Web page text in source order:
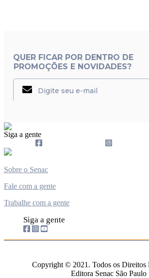
QUER FICAR POR DENTRO DE
PROMOÇÕES E NOVIDADES?
Siga a gente
Sobre o Senac
Fale com a gente
Trabalhe com a gente
Siga a gente
Copyright © 2021. Todos os Direitos
Editora Senac São Paulo